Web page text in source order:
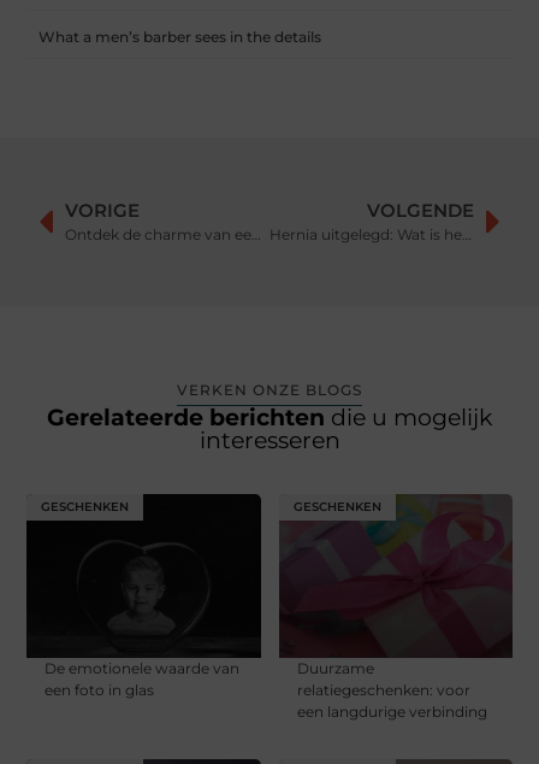
What a men’s barber sees in the details
VORIGE
Ontdek de charme van een vakantiewoning in Normandië
VOLGENDE
Hernia uitgelegd: Wat is het precies, wat zijn de symptomen, en hoe wordt het behandeld?
VERKEN ONZE BLOGS
Gerelateerde berichten die u mogelijk
interesseren
GESCHENKEN
De emotionele waarde van
een foto in glas
GESCHENKEN
Duurzame
relatiegeschenken: voor
een langdurige verbinding